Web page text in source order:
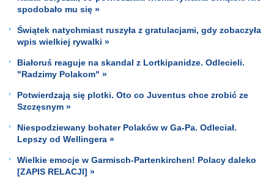
spodobało mu się »
Świątek natychmiast ruszyła z gratulacjami, gdy zobaczyła
wpis wielkiej rywalki »
Białoruś reaguje na skandal z Lortkipanidze. Odlecieli.
"Radzimy Polakom" »
Potwierdzają się plotki. Oto co Juventus chce zrobić ze
Szczęsnym »
Niespodziewany bohater Polaków w Ga-Pa. Odleciał.
Lepszy od Wellingera »
Wielkie emocje w Garmisch-Partenkirchen! Polacy daleko
[ZAPIS RELACJI] »